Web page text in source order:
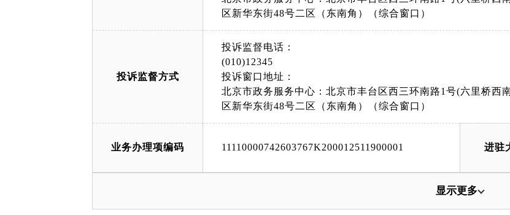
区新华东街48号二区（东南角）（综合窗口）
投诉监督方式
投诉监督电话：
(010)12345
投诉窗口地址：
北京市政务服务中心：北京市丰台区西三环南路1号(六里桥西
区新华东街48号二区（东南角）（综合窗口）
业务办理项编码 11110000742603767K200012511900001 进驻
显示更多